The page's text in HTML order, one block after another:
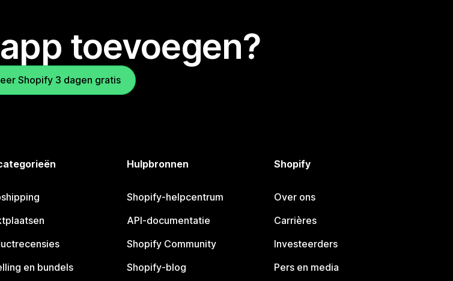
toevoegen?
Shopify 3 dagen gratis
en bundels
Hulpbronnen
Shopify-helpcentrum
API-documentatie
Shopify Community
Shopify-blog
Shopify
Over ons
Carrières
Investeerders
Pers en media